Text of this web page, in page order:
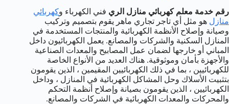
رقم خدمة معلم كهربائي منازل الري فني الكهرباء وكهربائي
منازل هو مثل أي تاجر تجاري ماهر يقوم بتصميم وتركيب
وصيانة وإصلاح الأنظمة الكهربائية والمنتجات المستخدمة في
المنازل السكنية والشركات والمصانع. يعمل الكهربائيون داخل
المباني أو خارجها لضمان عمل المصابيح والمعدات الصناعية
والأجهزة بأمان وموثوقية. هناك العديد من الأنواع الخاصة
للكهربائيين ، بما في ذلك الكهربائيين المقيمين ، الذين يقومون
بتثبيت الأسلاك وحل المشاكل الكهربائية في المنازل ، وداخل
الكهربائيين ، الذين يقومون بصيانة وإصلاح أنظمة التحكم
والمحركات والمعدات الكهربائية في الشركات والمصانع.